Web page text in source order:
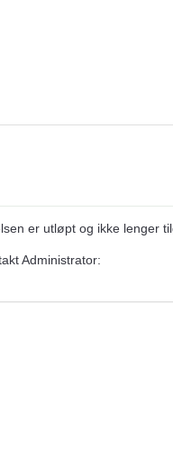
er utløpt og ikke lenger
Administrator: